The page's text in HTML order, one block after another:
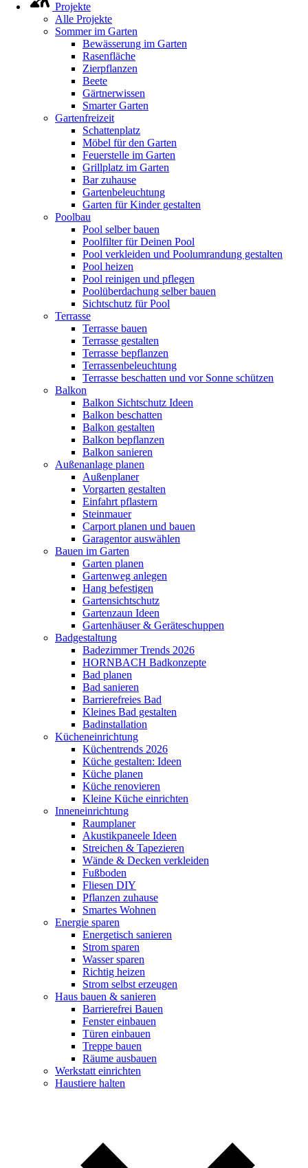
Projekte
Alle Projekte
Sommer im Garten
Bewässerung im Garten
Rasenfläche
Zierpflanzen
Beete
Gärtnerwissen
Smarter Garten
Gartenfreizeit
Schattenplatz
Möbel für den Garten
Feuerstelle im Garten
Grillplatz im Garten
Bar zuhause
Gartenbeleuchtung
Garten für Kinder gestalten
Poolbau
Pool selber bauen
Poolfilter für Deinen Pool
Pool verkleiden und Poolumrandung gestalten
Pool heizen
Pool reinigen und pflegen
Poolüberdachung selber bauen
Sichtschutz für Pool
Terrasse
Terrasse bauen
Terrasse gestalten
Terrasse bepflanzen
Terrassenbeleuchtung
Terrasse beschatten und vor Sonne schützen
Balkon
Balkon Sichtschutz Ideen
Balkon beschatten
Balkon gestalten
Balkon bepflanzen
Balkon sanieren
Außenanlage planen
Außenplaner
Vorgarten gestalten
Einfahrt pflastern
Steinmauer
Carport planen und bauen
Garagentor auswählen
Bauen im Garten
Garten planen
Gartenweg anlegen
Hang befestigen
Gartensichtschutz
Gartenzaun Ideen
Gartenhäuser & Geräteschuppen
Badgestaltung
Badezimmer Trends 2026
HORNBACH Badkonzepte
Bad planen
Bad sanieren
Barrierefreies Bad
Kleines Bad gestalten
Badinstallation
Kücheneinrichtung
Küchentrends 2026
Küche gestalten: Ideen
Küche planen
Küche renovieren
Kleine Küche einrichten
Inneneinrichtung
Raumplaner
Akustikpaneele Ideen
Streichen & Tapezieren
Wände & Decken verkleiden
Fußboden
Fliesen DIY
Pflanzen zuhause
Smartes Wohnen
Energie sparen
Energetisch sanieren
Strom sparen
Wasser sparen
Richtig heizen
Strom selbst erzeugen
Haus bauen & sanieren
Barrierefrei Bauen
Fenster einbauen
Türen einbauen
Treppe bauen
Räume ausbauen
Werkstatt einrichten
Haustiere halten